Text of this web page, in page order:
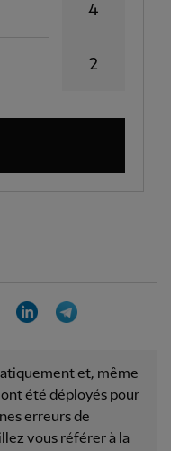
4
2
WhatsAppLinkedIn
et, même
été déployés pour
erreurs de
vous référer à la